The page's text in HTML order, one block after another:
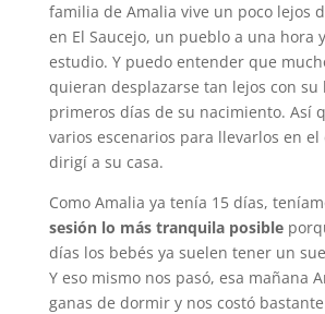
familia de Amalia vive un poco lejos
en El Saucejo, un pueblo a una hora
estudio. Y puedo entender que
quieran desplazarse tan lejos con su
primeros días de su nacimiento. Así
varios escenarios para llevarlos en el
dirigí a su casa.
Como Amalia ya tenía 15 días,
sesión lo más tranquila posible
días los bebés ya suelen tener un
Y eso mismo nos pasó, esa mañana
ganas de dormir y nos costó